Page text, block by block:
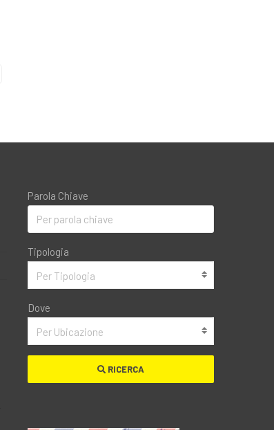
Parola Chiave
Tipologia
Per Tipologia
Dove
Per Ubicazione
RICERCA